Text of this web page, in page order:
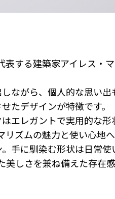
する建築家アイレス・
がら、個人的な思い出
たデザインが特徴です。
レガントで実用的な形
ズムの魅力と使い心地
に馴染む形状は日常使
しさを兼ね備えた存在感